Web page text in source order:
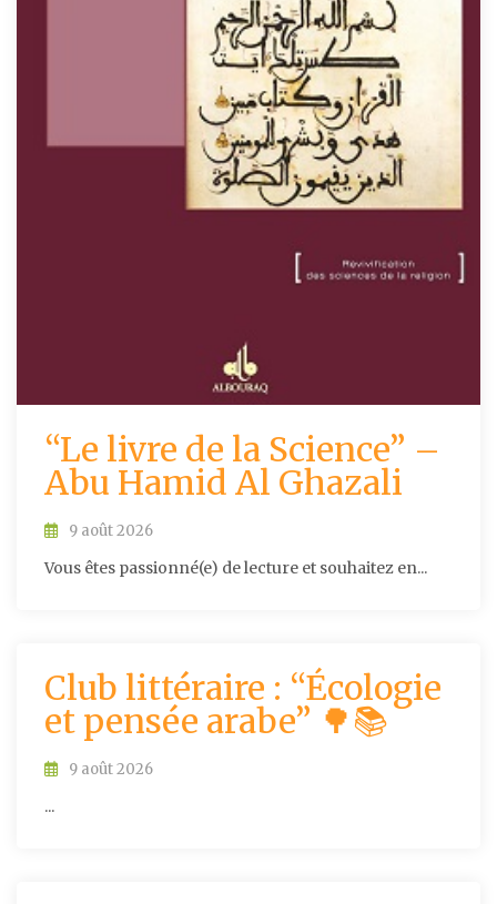
“Le livre de la Science” –
Abu Hamid Al Ghazali
9 août 2026
Vous êtes passionné(e) de lecture et souhaitez en...
Club littéraire : “Écologie
et pensée arabe” 🌳📚
9 août 2026
...